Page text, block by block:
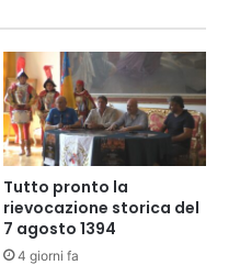
Tutto pronto la
rievocazione storica del
7 agosto 1394
4 giorni fa